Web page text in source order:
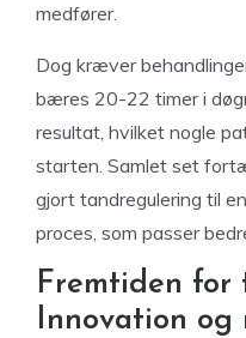
medfører.
Dog kræver
bæres 20-22 timer i
resultat, hvilket nogle
starten. Samlet set
gjort tandregulering til
proces, som passer
Fremtiden for
Innovation og